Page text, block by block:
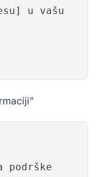
u vašu
podrške